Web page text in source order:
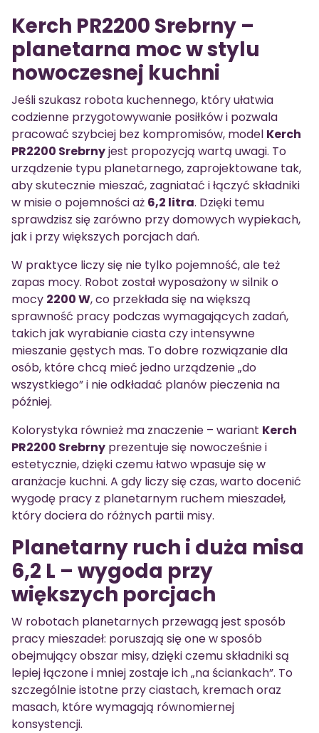
Kerch PR2200 Srebrny –
planetarna moc w stylu
nowoczesnej kuchni
Jeśli szukasz robota kuchennego, który ułatwia
codzienne przygotowywanie posiłków i pozwala
pracować szybciej bez kompromisów, model Kerch
PR2200 Srebrnyjest propozycją wartą uwagi. To
urządzenie typu planetarnego, zaprojektowane tak,
aby skutecznie mieszać, zagniatać i łączyć składniki
w misie o pojemności aż 6,2 litra. Dzięki temu
sprawdzisz się zarówno przy domowych wypiekach,
jak i przy większych porcjach dań.
W praktyce liczy się nie tylko pojemność, ale też
zapas mocy. Robot został wyposażony w silnik o
mocy 2200 W, co przekłada się na większą
sprawność pracy podczas wymagających zadań,
takich jak wyrabianie ciasta czy intensywne
mieszanie gęstych mas. To dobre rozwiązanie dla
osób, które chcą mieć jedno urządzenie „do
wszystkiego” i nie odkładać planów pieczenia na
później.
Kolorystyka również ma znaczenie – wariant Kerch
PR2200 Srebrny prezentuje się nowocześnie i
estetycznie, dzięki czemu łatwo wpasuje się w
aranżacje kuchni. A gdy liczy się czas, warto docenić
wygodę pracy z planetarnym ruchem mieszadeł,
który dociera do różnych partii misy.
Planetarny ruch i duża misa
6,2 L – wygoda przy
większych porcjach
W robotach planetarnych przewagą jest sposób
pracy mieszadeł: poruszają się one w sposób
obejmujący obszar misy, dzięki czemu składniki są
lepiej łączone i mniej zostaje ich „na ściankach”. To
szczególnie istotne przy ciastach, kremach oraz
masach, które wymagają równomiernej
konsystencji.